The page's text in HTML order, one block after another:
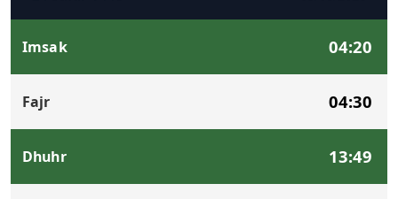
Imsak 04:20
Fajr 04:30
Dhuhr 13:49